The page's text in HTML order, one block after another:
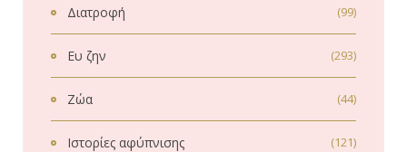
Διατροφή (99)
Ευ ζην (293)
Ζώα (44)
Ιστορίες αφύπνισης (121)